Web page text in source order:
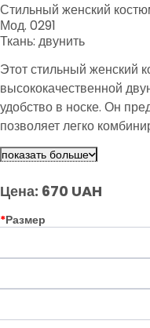
Стильный женский
Мод. 0291
Ткань: двунить
Этот стильный женский
высококачественной
удобство в носке. Он
позволяет легко
гардероба. Идеальный
образов на каждый день.
показать больше
Цена: 670 UAH
*Размер